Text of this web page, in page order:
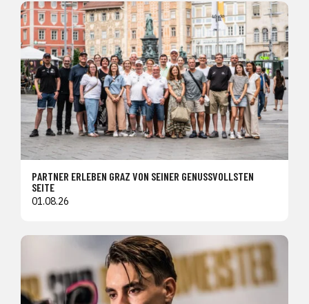
PARTNER ERLEBEN GRAZ VON SEINER GENUSSVOLLSTEN
SEITE
01.08.26